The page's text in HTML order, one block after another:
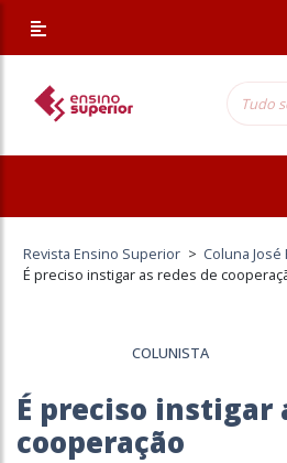
Revista Ensino Superior > Coluna
É preciso instigar as redes de
COLUNISTA
É preciso instigar
cooperação